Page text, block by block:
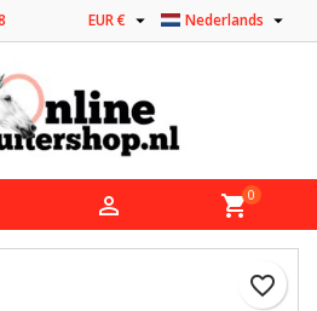
Nederlands 
EUR € 
 shopping_cart0
favorite_border